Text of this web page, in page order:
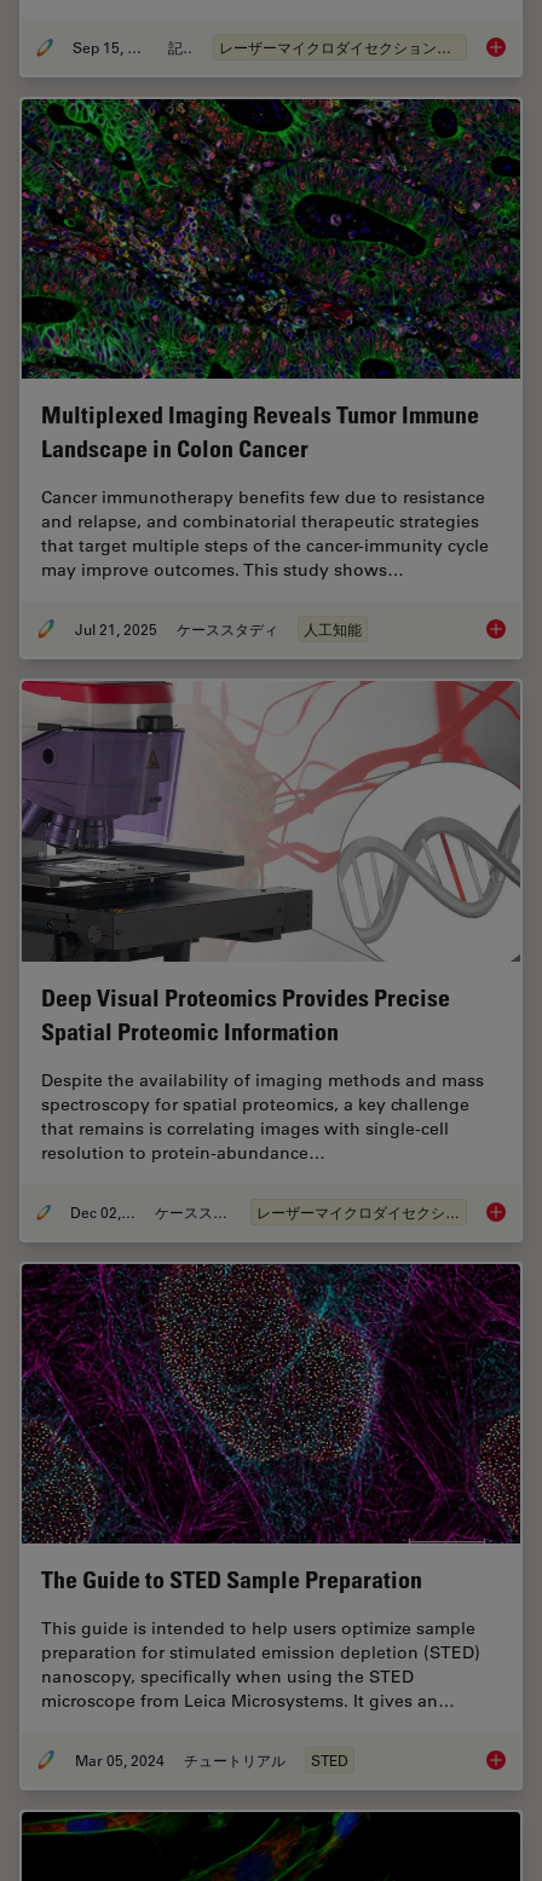
Sep 15, 2025 記事 レーザーマイクロダイセクション（LMD） How a
Multiplexed Imaging Reveals Tumor Immune
Landscape in Colon Cancer
Cancer immunotherapy benefits few due to resistance
and relapse, and combinatorial therapeutic strategies
that target multiple steps of the cancer-immunity cycle
may improve outcomes. This study shows…
Jul 21, 2025 ケーススタディ 人工知能
Deep Visual Proteomics Provides Precise
Spatial Proteomic Information
Despite the availability of imaging methods and mass
spectroscopy for spatial proteomics, a key challenge
that remains is correlating images with single-cell
resolution to protein-abundance…
Dec 02, 2024 ケーススタディ レーザーマイクロダイセクション（LMD） Deep
The Guide to STED Sample Preparation
This guide is intended to help users optimize sample
preparation for stimulated emission depletion (STED)
nanoscopy, specifically when using the STED
microscope from Leica Microsystems. It gives an…
Mar 05, 2024 チュートリアル STED The